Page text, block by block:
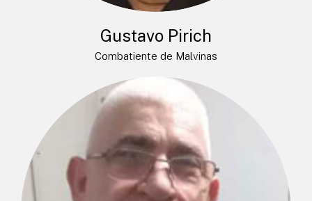
Gustavo Pirich
Combatiente de Malvinas